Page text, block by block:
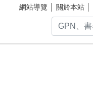
網站導覽 關於本站